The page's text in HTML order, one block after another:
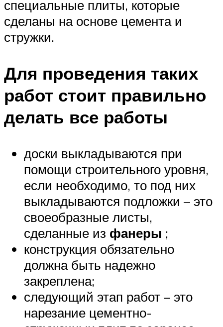
специальные плиты, которые
сделаны на основе цемента и
стружки.
Для проведения таких
работ стоит правильно
делать все работы
доски выкладываются при
помощи строительного уровня,
если необходимо, то под них
выкладываются подложки – это
своеобразные листы,
сделанные из фанеры ;
конструкция обязательно
должна быть надежно
закреплена;
следующий этап работ – это
нарезание цементно-